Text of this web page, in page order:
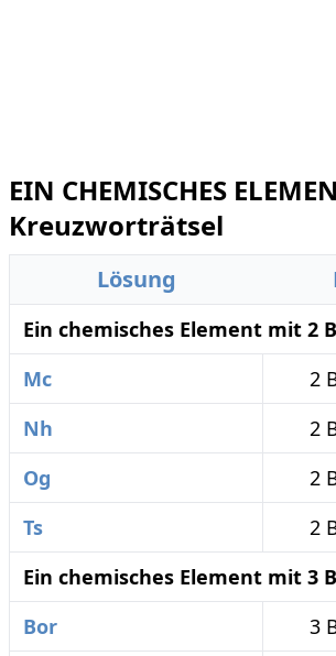
EIN CHEMISCHES
Kreuzworträtsel
Lösung
Ein chemisches Element mit 2
Mc
2
Nh
2
Og
2
Ts
2
Ein chemisches Element mit 3
Bor
3